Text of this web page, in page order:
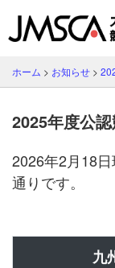
ホーム > お知らせ >
2025年度公
2026年2月18
通りです。
九